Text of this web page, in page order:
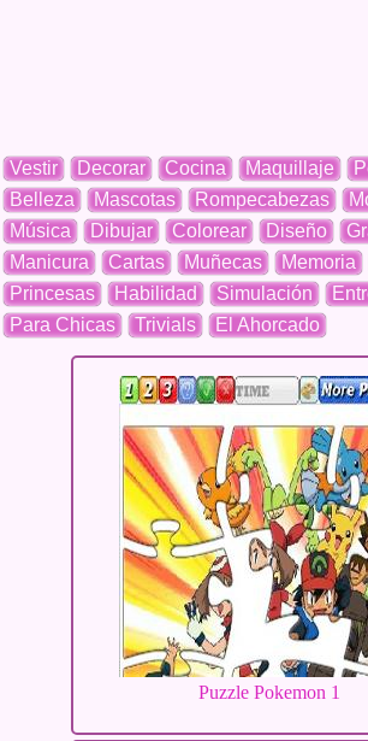
Vestir Decorar Cocina Maquillaje
Belleza
Mascotas Rompecabezas
Música
Dibujar Colorear Diseño
Manicura
Cartas Muñecas Memoria
Princesas
Habilidad Simulación
Para Chicas
Trivials El Ahorcado
Puzzle Pokemon 1